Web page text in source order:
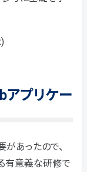
アプリケー
あったので、
有意義な研修で